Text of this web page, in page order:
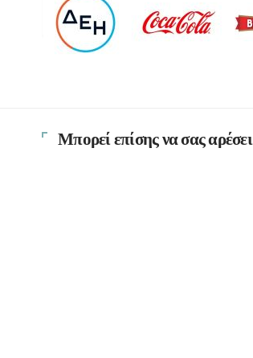
Μπορεί επίσης να σας αρέσει